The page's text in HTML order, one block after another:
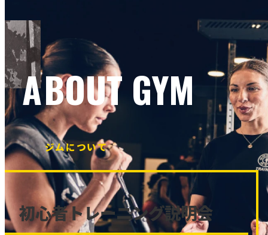
ABOUT GYM
ジムについて
初心者トレーニング説明会